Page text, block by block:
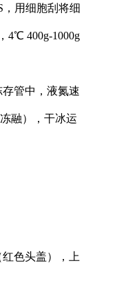
用细胞刮将细
4℃ 400g-1000g
管中，液氮速
融），干冰运
色头盖），上